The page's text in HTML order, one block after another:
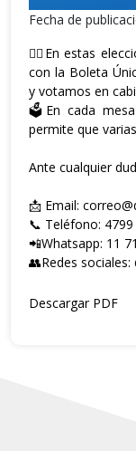
Fecha de
👉🏼En estas
con la Boleta
y votamos en
🗳️En cada
permite que
Ante cualquier
📩 Email:
📞 Teléfono:
📲Whatsapp: 11
👥Redes sociales:
Descargar PDF